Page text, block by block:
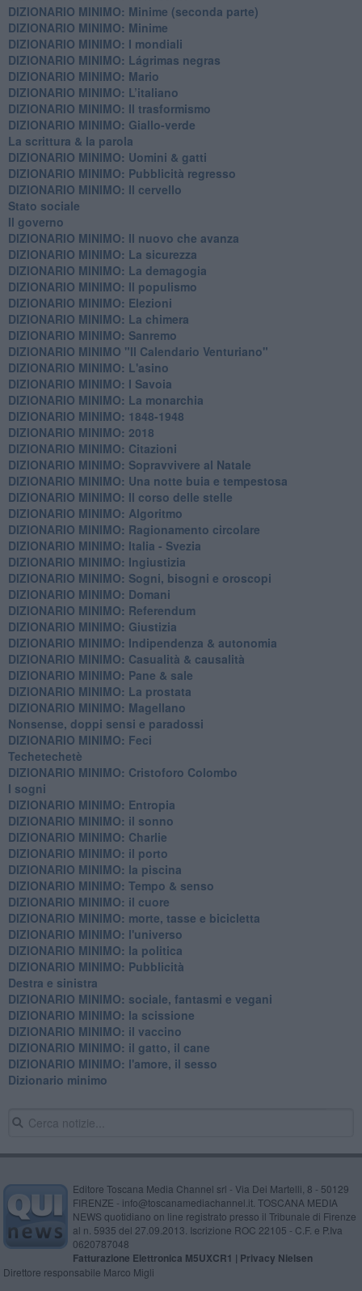
DIZIONARIO MINIMO: Minime (seconda parte)
DIZIONARIO MINIMO: Minime
DIZIONARIO MINIMO: ​I mondiali
DIZIONARIO MINIMO: ​Lágrimas negras
DIZIONARIO MINIMO: Mario
DIZIONARIO MINIMO: L’italiano
DIZIONARIO MINIMO: Il trasformismo
DIZIONARIO MINIMO: Giallo-verde
La scrittura & la parola
​DIZIONARIO MINIMO: Uomini & gatti
DIZIONARIO MINIMO: ​Pubblicità regresso
DIZIONARIO MINIMO: Il cervello
Stato sociale
Il governo
DIZIONARIO MINIMO: Il nuovo che avanza
DIZIONARIO MINIMO: La sicurezza
DIZIONARIO MINIMO: La demagogia
DIZIONARIO MINIMO: Il populismo
DIZIONARIO MINIMO: Elezioni
DIZIONARIO MINIMO: La chimera
DIZIONARIO MINIMO: Sanremo
DIZIONARIO MINIMO "Il Calendario Venturiano"
DIZIONARIO MINIMO: L'asino
DIZIONARIO MINIMO: I Savoia
DIZIONARIO MINIMO: La monarchia
DIZIONARIO MINIMO: 1848-1948
DIZIONARIO MINIMO: 2018
DIZIONARIO MINIMO: Citazioni
DIZIONARIO MINIMO: ​Sopravvivere al Natale
DIZIONARIO MINIMO: ​Una notte buia e tempestosa
DIZIONARIO MINIMO: Il corso delle stelle
DIZIONARIO MINIMO: Algoritmo
DIZIONARIO MINIMO: Ragionamento circolare
DIZIONARIO MINIMO: Italia - Svezia
DIZIONARIO MINIMO: ​Ingiustizia
DIZIONARIO MINIMO: ​Sogni, bisogni e oroscopi
DIZIONARIO MINIMO: Domani
DIZIONARIO MINIMO: Referendum
DIZIONARIO MINIMO: Giustizia
DIZIONARIO MINIMO: ​Indipendenza & autonomia
DIZIONARIO MINIMO: ​Casualità & causalità
​DIZIONARIO MINIMO: Pane & sale
DIZIONARIO MINIMO: La prostata
​DIZIONARIO MINIMO: Magellano
Nonsense, doppi sensi e paradossi
DIZIONARIO MINIMO: Feci
Techetechetè
DIZIONARIO MINIMO: Cristoforo Colombo
I sogni
DIZIONARIO MINIMO: Entropia
DIZIONARIO MINIMO: il sonno
DIZIONARIO MINIMO: Charlie
DIZIONARIO MINIMO: il porto
DIZIONARIO MINIMO: la piscina
DIZIONARIO MINIMO: Tempo & senso
DIZIONARIO MINIMO: il cuore
DIZIONARIO MINIMO: morte, tasse e bicicletta
DIZIONARIO MINIMO: l'universo
DIZIONARIO MINIMO: la politica
DIZIONARIO MINIMO: Pubblicità
Destra e sinistra
DIZIONARIO MINIMO: sociale, fantasmi e vegani
DIZIONARIO MINIMO: la scissione
DIZIONARIO MINIMO: il vaccino
DIZIONARIO MINIMO: il gatto, il cane
DIZIONARIO MINIMO: l'amore, il sesso
Dizionario minimo
Editore Toscana Media Channel srl - Via Dei Martelli, 8 - 50129
FIRENZE - info@toscanamediachannel.it. TOSCANA MEDIA
NEWS quotidiano on line registrato presso il Tribunale di Firenze
al n. 5935 del 27.09.2013. Iscrizione ROC 22105 - C.F. e P.Iva
0620787048
Fatturazione Elettronica M5UXCR1 | Privacy Nielsen
Direttore responsabile Marco Migli